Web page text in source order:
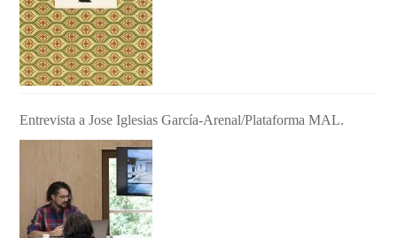
Entrevista a Jose Iglesias García-Arenal/Plataforma MAL.